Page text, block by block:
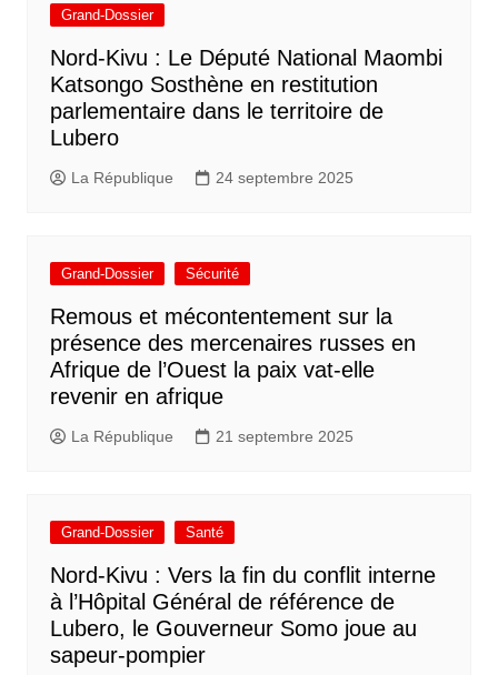
Grand-Dossier
Nord-Kivu : Le Député National Maombi
Katsongo Sosthène en restitution
parlementaire dans le territoire de
Lubero
La République 24 septembre 2025
Grand-Dossier Sécurité
Remous et mécontentement sur la
présence des mercenaires russes en
Afrique de l’Ouest la paix vat-elle
revenir en afrique
La République 21 septembre 2025
Grand-Dossier Santé
Nord-Kivu : Vers la fin du conflit interne
à l’Hôpital Général de référence de
Lubero, le Gouverneur Somo joue au
sapeur-pompier